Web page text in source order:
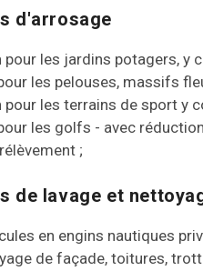
d'arrosage
pour les jardins potagers, y
les pelouses, massifs
pour les terrains de sport y
les golfs - avec
;
de lavage et
en engins nautiques
de façade, toitures,